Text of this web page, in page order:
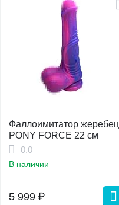
Фаллоимитатор жеребец
PONY FORCE 22 см
0.0
В наличии
5 999 ₽